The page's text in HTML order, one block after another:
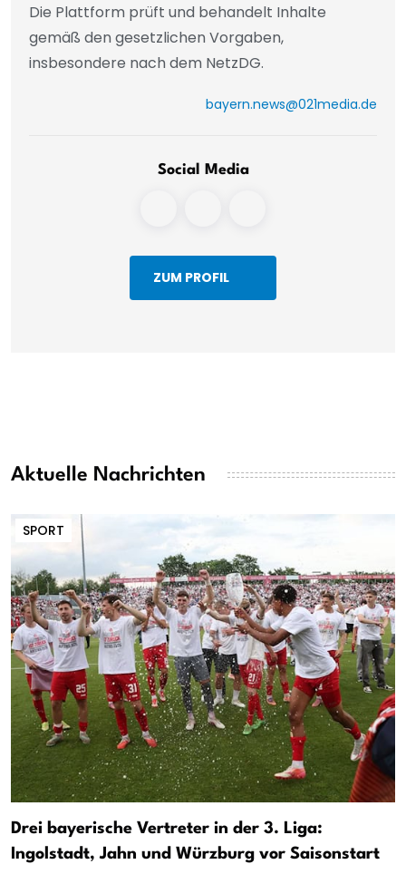
Die Plattform prüft und behandelt Inhalte
gemäß den gesetzlichen Vorgaben,
insbesondere nach dem NetzDG.
bayern.news@021media.de
Social Media
ZUM PROFIL
Aktuelle Nachrichten
SPORT
Drei bayerische Vertreter in der 3. Liga:
Ingolstadt, Jahn und Würzburg vor Saisonstart